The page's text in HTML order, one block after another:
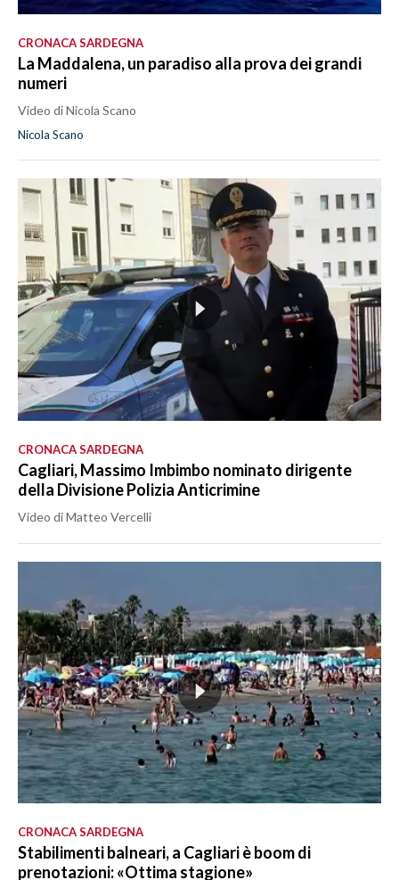
CRONACA SARDEGNA
La Maddalena, un paradiso alla prova dei grandi
numeri
Video di Nicola Scano
Nicola Scano
CRONACA SARDEGNA
Cagliari, Massimo Imbimbo nominato dirigente
della Divisione Polizia Anticrimine
Video di Matteo Vercelli
CRONACA SARDEGNA
Stabilimenti balneari, a Cagliari è boom di
prenotazioni: «Ottima stagione»